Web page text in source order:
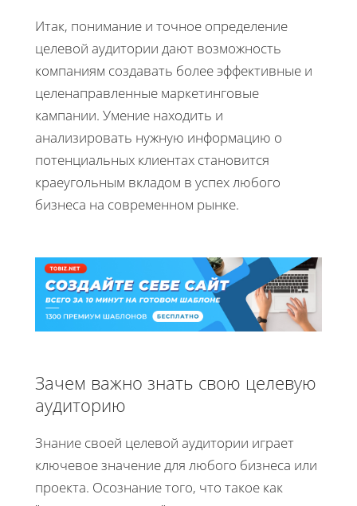
Итак, понимание и точное определение
целевой аудитории дают возможность
компаниям создавать более эффективные и
целенаправленные маркетинговые
кампании. Умение находить и
анализировать нужную информацию о
потенциальных клиентах становится
краеугольным вкладом в успех любого
бизнеса на современном рынке.
Зачем важно знать свою целевую
аудиторию
Знание своей целевой аудитории играет
ключевое значение для любого бизнеса или
проекта. Осознание того, что такое как